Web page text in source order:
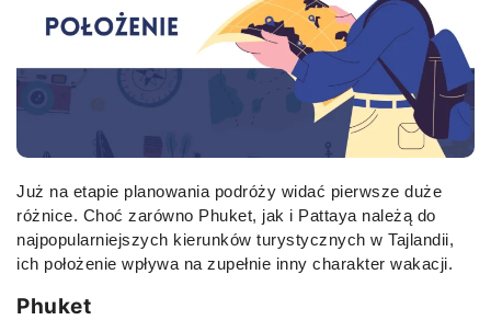
Już na etapie planowania podróży widać pierwsze duże
różnice. Choć zarówno Phuket, jak i Pattaya należą do
najpopularniejszych kierunków turystycznych w Tajlandii,
ich położenie wpływa na zupełnie inny charakter wakacji.
Phuket